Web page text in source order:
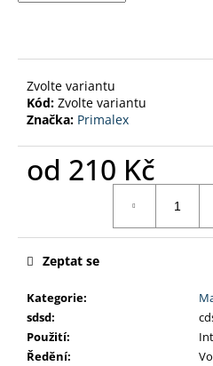
Zvolte variantu
Kód: Zvolte variantu
Značka: Primalex
od 210 Kč
Kategorie:
sdsd:
Použití:
Ředění:
Zeptat se
SPREJ
400
ML
Kč